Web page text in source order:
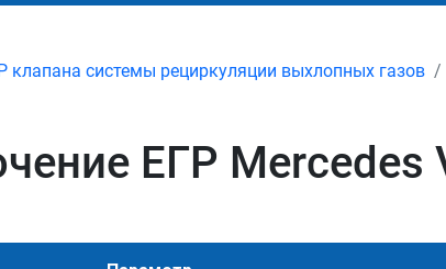
клапана системы рециркуляции выхлопных газов
ЕГР Mercedes